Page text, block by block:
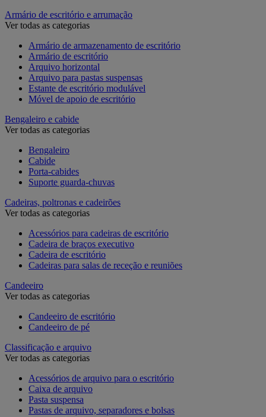
Armário de escritório e arrumação
Ver todas as categorias
Armário de armazenamento de escritório
Armário de escritório
Arquivo horizontal
Arquivo para pastas suspensas
Estante de escritório modulável
Móvel de apoio de escritório
Bengaleiro e cabide
Ver todas as categorias
Bengaleiro
Cabide
Porta-cabides
Suporte guarda-chuvas
Cadeiras, poltronas e cadeirões
Ver todas as categorias
Acessórios para cadeiras de escritório
Cadeira de braços executivo
Cadeira de escritório
Cadeiras para salas de receção e reuniões
Candeeiro
Ver todas as categorias
Candeeiro de escritório
Candeeiro de pé
Classificação e arquivo
Ver todas as categorias
Acessórios de arquivo para o escritório
Caixa de arquivo
Pasta suspensa
Pastas de arquivo, separadores e bolsas